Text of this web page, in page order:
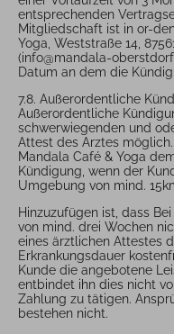
entsprechenden
Mitgliedschaft ist in or-
Yoga, Weststraße 14,
(info@mandala-
Datum an dem die
7.8. Außerordentliche
Außerordentliche
schwerwiegenden und
Attest des Arztes
Mandala Café & Yoga
Kündigung, wenn der
Umgebung von mind.
Hinzuzufügen ist, dass
von mind. drei Wochen
eines ärztlichen Attestes
Erkrankungsdauer
Kunde die angebotene
entbindet ihn dies nicht
Zahlung zu tätigen.
bestehen nicht.